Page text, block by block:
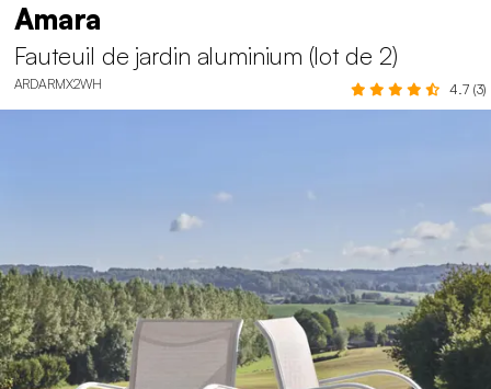
Amara
Fauteuil de jardin aluminium (lot de 2)
ARDARMX2WH 4.7 (3)